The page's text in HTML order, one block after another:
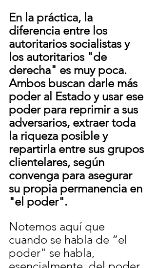
En la práctica, la
diferencia entre los
autoritarios socialistas y
los autoritarios "de
derecha" es muy poca.
Ambos buscan darle más
poder al Estado y usar ese
poder para reprimir a sus
adversarios, extraer toda
la riqueza posible y
repartirla entre sus grupos
clientelares, según
convenga para asegurar
su propia permanencia en
"el poder".
Notemos aquí que
cuando se habla de “el
poder" se habla,